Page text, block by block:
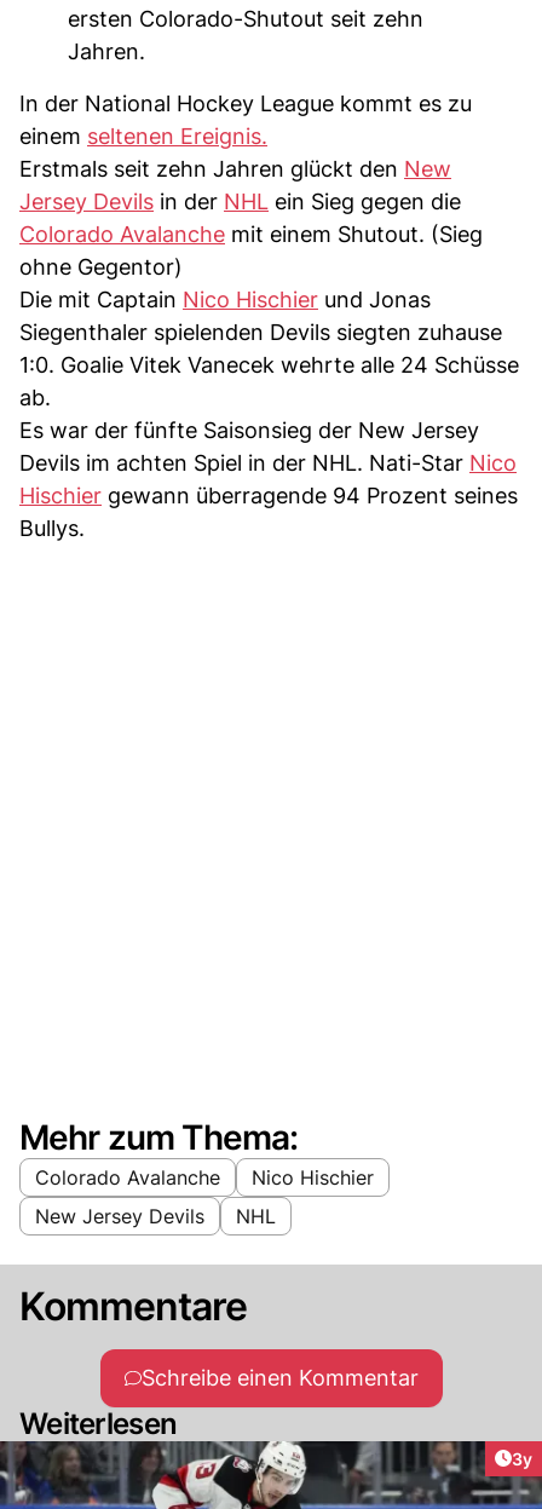
ersten Colorado-Shutout seit zehn
Jahren.
In der National Hockey League kommt es zu
einem seltenen Ereignis.
Erstmals seit zehn Jahren glückt den New
Jersey Devils in der NHL ein Sieg gegen die
Colorado Avalanche mit einem Shutout. (Sieg
ohne Gegentor)
Die mit Captain Nico Hischier und Jonas
Siegenthaler spielenden Devils siegten zuhause
1:0. Goalie Vitek Vanecek wehrte alle 24 Schüsse
ab.
Es war der fünfte Saisonsieg der New Jersey
Devils im achten Spiel in der NHL. Nati-Star Nico
Hischier gewann überragende 94 Prozent seines
Bullys.
Mehr zum Thema:
Colorado Avalanche
Nico Hischier
New Jersey Devils
NHL
Kommentare
Schreibe einen Kommentar
Weiterlesen
3y